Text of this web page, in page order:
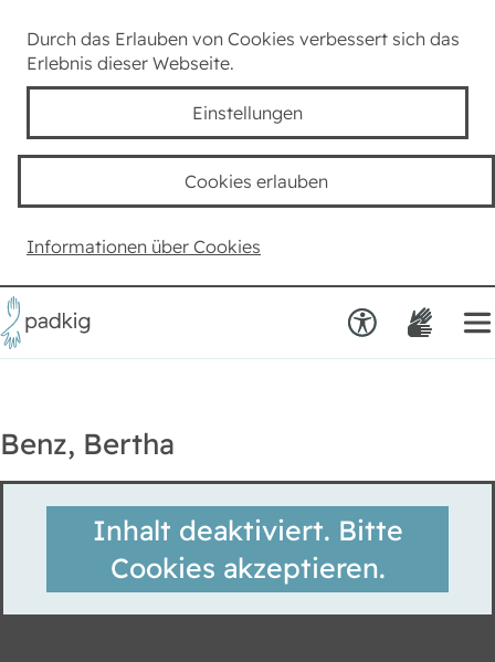
Durch das Erlauben von Cookies verbessert sich das
Erlebnis dieser Webseite.
Einstellungen
Informationen über Cookies
Cookies erlauben
Taube Kultur
Kids
Haben Sie einen Vorschlag?
Benz, Bertha
Inhalt deaktiviert. Bitte
Cookies akzeptieren.